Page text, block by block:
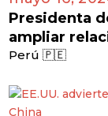
Presidenta
ampliar
Perú 🇵🇪